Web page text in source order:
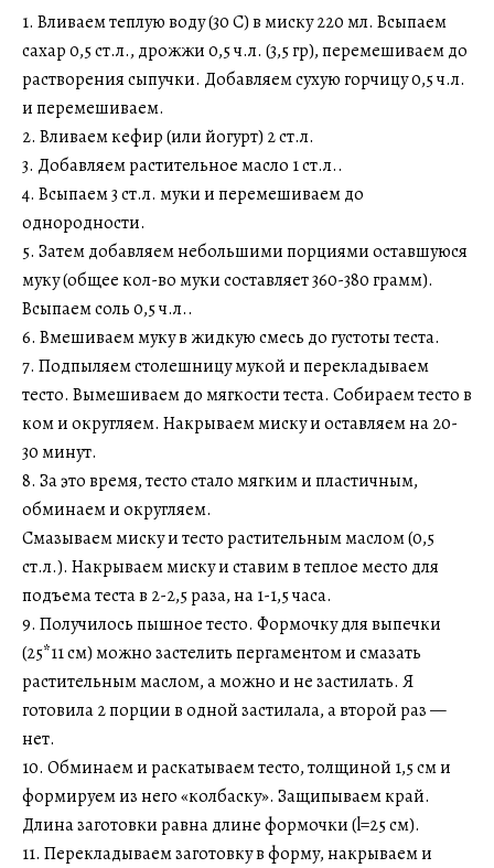
1. Вливаем теплую воду (30 С) в миску 220 мл. Всыпаем
сахар 0,5 ст.л., дрожжи 0,5 ч.л. (3,5 гр), перемешиваем до
растворения сыпучки. Добавляем сухую горчицу 0,5 ч.л.
и перемешиваем.
2. Вливаем кефир (или йогурт) 2 ст.л.
3. Добавляем растительное масло 1 ст.л..
4. Всыпаем 3 ст.л. муки и перемешиваем до
однородности.
5. Затем добавляем небольшими порциями оставшуюся
муку (общее кол-во муки составляет 360-380 грамм).
Всыпаем соль 0,5 ч.л..
6. Вмешиваем муку в жидкую смесь до густоты теста.
7. Подпыляем столешницу мукой и перекладываем
тесто. Вымешиваем до мягкости теста. Собираем тесто в
ком и округляем. Накрываем миску и оставляем на 20-
30 минут.
8. За это время, тесто стало мягким и пластичным,
обминаем и округляем.
Смазываем миску и тесто растительным маслом (0,5
ст.л.). Накрываем миску и ставим в теплое место для
подъема теста в 2-2,5 раза, на 1-1,5 часа.
9. Получилось пышное тесто. Формочку для выпечки
(25*11 см) можно застелить пергаментом и смазать
растительным маслом, а можно и не застилать. Я
готовила 2 порции в одной застилала, а второй раз —
нет.
10. Обминаем и раскатываем тесто, толщиной 1,5 см и
формируем из него «колбаску». Защипываем край.
Длина заготовки равна длине формочки (l=25 см).
11. Перекладываем заготовку в форму, накрываем и